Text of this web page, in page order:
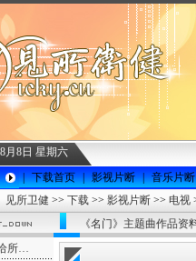
月8日 星期六
| 下载首页 | 影视片断 | 音乐片断
见所卫健 >> 下载 >> 影视片断 >> 电视
所…
《名门》主题曲作品资